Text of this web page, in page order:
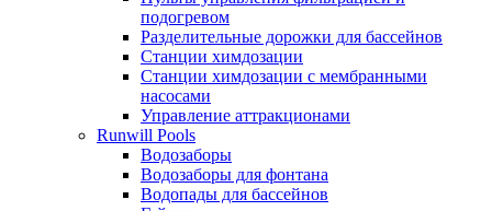
подогревом
Разделительные дорожки для бассейнов
Станции химдозации
Станции химдозации с мембранными
насосами
Управление аттракционами
Runwill Pools
Водозаборы
Водозаборы для фонтана
Водопады для бассейнов